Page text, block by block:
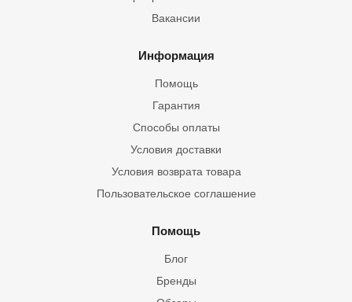
Вакансии
Информация
Помощь
Гарантия
Способы оплаты
Условия доставки
Условия возврата товара
Пользовательское соглашение
Помощь
Блог
Бренды